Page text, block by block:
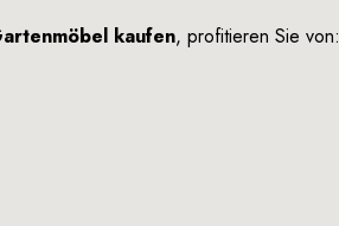
kaufen, profitieren Sie von: